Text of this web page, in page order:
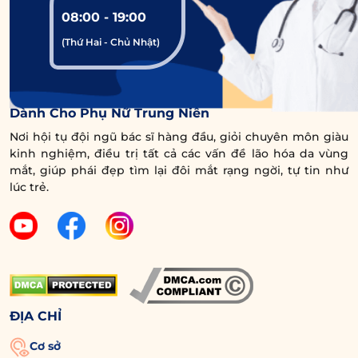
khô vào trong hũ thuỷ tinh, cứ một lớp táo thì
cho một lớp đường đến khi hết nguyên liệu thì
đổ rượu vào ngập. Bạn đợi khoảng 1 tháng thì
lấy 1 thìa táo mèo ngâm thoa lên chân mày để
yên khoảng 20 phút, sau đó massage nhẹ
nhàng và rửa sạch.
Lưu ý:Táo mèo ngâm rượu trắng có khả năng
tẩy tế bào chết mạnh, do vậy da nhạy cảm
sau khi dùng hỗn hợp này, bạn nên sử dụng
kem dưỡng ẩm chuyên sâu để làm dịu vùng
chân mày, tránh gây khô da.
Xem thêm:
08:00 - 19:00
(Thứ Hai - Chủ Nhật)
Trung Tâm Chuyên Sâu Chống Lão Hóa Vùng Mắt
Dành Cho Phụ Nữ Trung Niên
Nơi hội tụ đội ngũ bác sĩ hàng đầu, giỏi chuyên môn giàu
kinh nghiệm, điều trị tất cả các vấn đề lão hóa da vùng
mắt, giúp phái đẹp tìm lại đôi mắt rạng ngời, tự tin như
lúc trẻ.
ĐỊA CHỈ
Cơ sở